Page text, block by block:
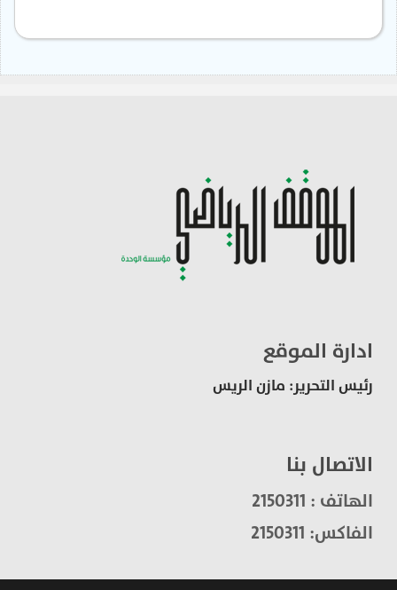
ادارة الموقع
رئيس التحرير: مازن الريس
الاتصال بنا
الهاتف : 2150311
الفاكس: 2150311